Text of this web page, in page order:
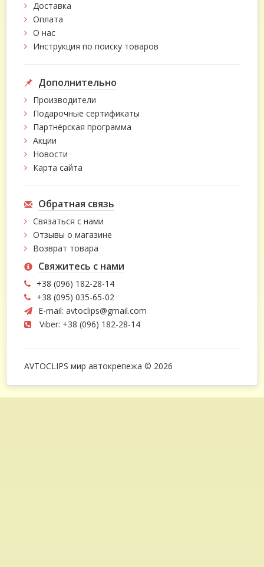
Доставка
Оплата
О нас
Инструкция по поиску товаров
Дополнительно
Производители
Подарочные сертификаты
Партнёрская программа
Акции
Новости
Карта сайта
Обратная связь
Связаться с нами
Отзывы о магазине
Возврат товара
Свяжитесь с нами
+38 (096) 182-28-14
+38 (095) 035-65-02
E-mail: avtoclips@gmail.com
Viber: +38 (096) 182-28-14
AVTOCLIPS мир автокрепежа © 2026